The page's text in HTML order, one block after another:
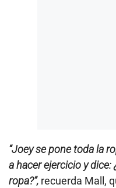
“Joey se pone toda la
a hacer ejercicio y dice:
ropa?”, recuerda Mall,